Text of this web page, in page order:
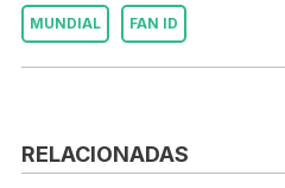
MUNDIAL FAN ID
RELACIONADAS